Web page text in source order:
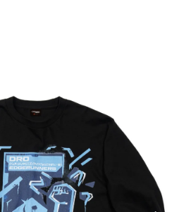
えた日本語
技」「ラスボス」… ゲームにまつわる言葉
の変遷を、コンピューター文化史研究家・タ
徹底調査。